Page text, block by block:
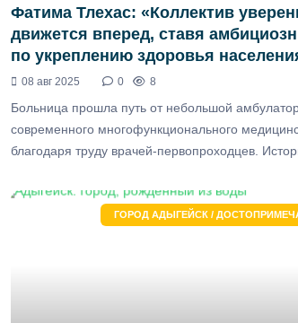
Фатима Тлехас: «Коллектив
движется вперед, ставя
по укреплению здоровья
08 авг 2025 0 8
Больница прошла путь от небольшой
современного многофункционального
благодаря труду врачей-первопроходцев.
ГОРОД АДЫГЕЙСК /